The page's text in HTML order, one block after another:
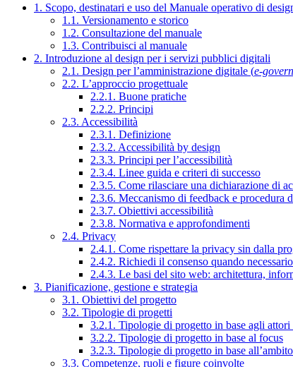
1. Scopo, destinatari e uso del Manuale operativo di
1.1. Versionamento e storico
1.2. Consultazione del manuale
1.3. Contribuisci al manuale
2. Introduzione al design per i servizi pubblici digitali
2.1. Design per l’amministrazione digitale (e-
2.2. L’approccio progettuale
2.2.1. Buone pratiche
2.2.2. Principi
2.3. Accessibilità
2.3.1. Definizione
2.3.2. Accessibilità by design
2.3.3. Principi per l’accessibilità
2.3.4. Linee guida e criteri di successo
2.3.5. Come rilasciare una dichiarazione di
2.3.6. Meccanismo di feedback e procedura
2.3.7. Obiettivi accessibilità
2.3.8. Normativa e approfondimenti
2.4. Privacy
2.4.1. Come rispettare la privacy sin dalla
2.4.2. Richiedi il consenso quando necessario
2.4.3. Le basi del sito web: architettura,
3. Pianificazione, gestione e strategia
3.1. Obiettivi del progetto
3.2. Tipologie di progetti
3.2.1. Tipologie di progetto in base agli
3.2.2. Tipologie di progetto in base al focus
3.2.3. Tipologie di progetto in base
3.3. Competenze, ruoli e figure coinvolte